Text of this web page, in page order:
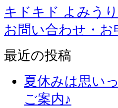
キドキド よみう
お問い合わせ・
最近の投稿
夏休みは思い
ご案内♪